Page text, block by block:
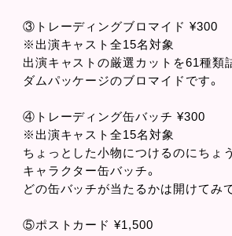
③トレーディングブロマイド ¥300
※出演キャスト全15名対象
出演キャストの厳選カットを61種類
ダムパッケージのブロマイドです。
④トレーディング缶バッチ ¥300
※出演キャスト全15名対象
ちょっとした小物につけるのにちょ
キャラクター缶バッチ。
どの缶バッチが当たるかは開けてみ
⑤ポストカード ¥1,500